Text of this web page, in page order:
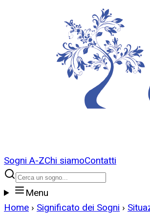
Sogni A-ZChi siamoContatti
Menu
Home › Significato dei Sogni ›